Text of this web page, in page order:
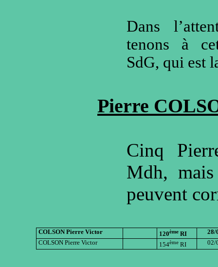
Dans
tenons à
SdG, qui est
Pierre
Cinq
Mdh,
peuvent
COLSON Pierre Victor 120ème RI
28/
COLSON Pierre Victor
154ème RI 02/